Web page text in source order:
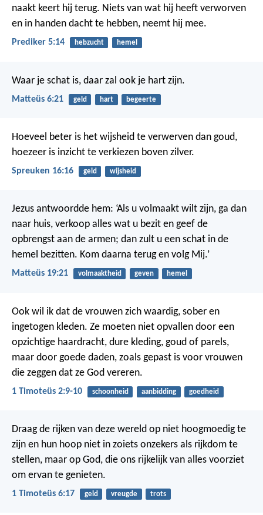
naakt keert hij terug. Niets van wat hij heeft verworven
en in handen dacht te hebben, neemt hij mee.
Prediker 5:14 hebzucht hemel
Waar je schat is, daar zal ook je hart zijn.
Matteüs 6:21 geld hart begeerte
Hoeveel beter is het wijsheid te verwerven dan goud,
hoezeer is inzicht te verkiezen boven zilver.
Spreuken 16:16 geld wijsheid
Jezus antwoordde hem: ‘Als u volmaakt wilt zijn, ga dan
naar huis, verkoop alles wat u bezit en geef de
opbrengst aan de armen; dan zult u een schat in de
hemel bezitten. Kom daarna terug en volg Mij.’
Matteüs 19:21 volmaaktheid geven hemel
Ook wil ik dat de vrouwen zich waardig, sober en
ingetogen kleden. Ze moeten niet opvallen door een
opzichtige haardracht, dure kleding, goud of parels,
maar door goede daden, zoals gepast is voor vrouwen
die zeggen dat ze God vereren.
1 Timoteüs 2:9-10 schoonheid aanbidding goedheid
Draag de rijken van deze wereld op niet hoogmoedig te
zijn en hun hoop niet in zoiets onzekers als rijkdom te
stellen, maar op God, die ons rijkelijk van alles voorziet
om ervan te genieten.
1 Timoteüs 6:17 geld vreugde trots